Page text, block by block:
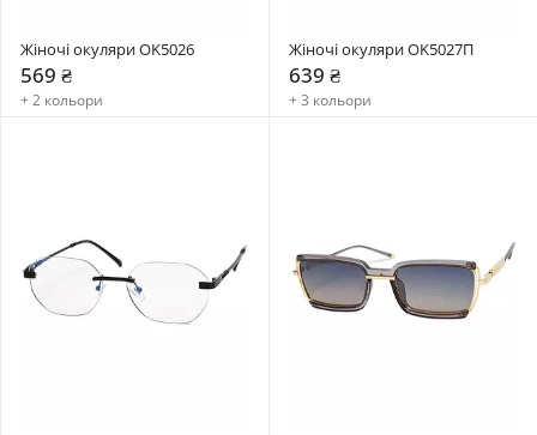
Жіночі окуляри OK5026
569 ₴
+ 2 кольори
Жіночі окуляри OK5027П
639 ₴
+ 3 кольори